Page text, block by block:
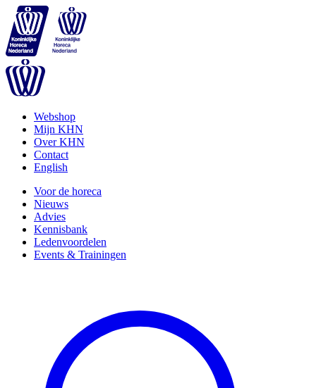
Webshop
Mijn KHN
Over KHN
Contact
English
Voor de horeca
Nieuws
Advies
Kennisbank
Ledenvoordelen
Events & Trainingen